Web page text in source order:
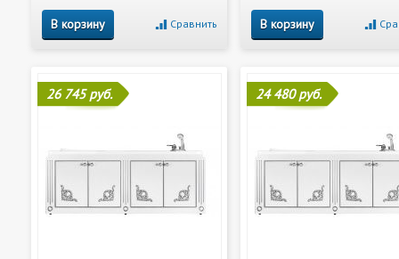
В корзину Сравнить В корзину
26 745 руб. 24 480 руб.